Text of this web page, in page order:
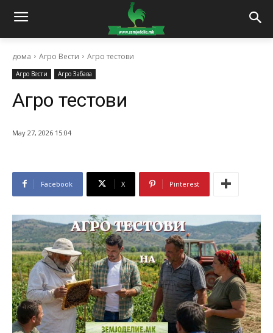
дома Агро Вести Агро тестови
Агро Вести Агро Забава
Агро тестови
May 27, 2026 15:04
Facebook X Pinterest